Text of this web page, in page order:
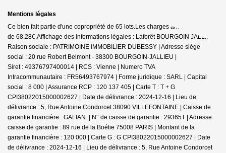
Mentions légales
Ce bien fait partie d'une copropriété de 65 lots.Les charges annuelles sont
de 68.28€.Affichage des informations légales : Laforêt BOURGOIN JALLIEU |
Raison sociale : PATRIMOINE IMMOBILIER DUBESSY | Adresse siège
social : 20 rue Robert Belmont - 38300 BOURGOIN-JALLIEU |
Siret : 49376797400014 | RCS : Vienne | Numero TVA
Intracommunautaire : FR56493767974 | Forme juridique : SARL | Capital
social : 8 000 | Assurance RCP : 120 137 405 | Carte T : T + G
CPI38022015000002627 | Date de délivrance : 2024-12-16 | Lieu de
délivrance : 5, Rue Antoine Condorcet 38090 VILLEFONTAINE | Caisse de
garantie financière : GALIAN. | N° de caisse de garantie : 29365T | Adresse
caisse de garantie : 89 rue de la Boétie 75008 PARIS | Montant de la
garantie financière : 120 000 | Carte G : G CPI38022015000002627 | Date
de délivrance : 2024-12-16 | Lieu de délivrance : 5, Rue Antoine Condorcet